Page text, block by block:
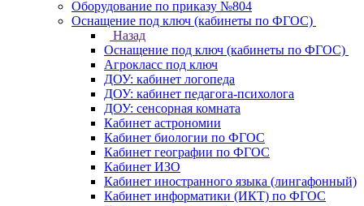
Оборудование по приказу №804
Оснащение под ключ (кабинеты по ФГОС)
Назад
Оснащение под ключ (кабинеты по ФГОС)
Агрокласс под ключ
ДОУ: кабинет логопеда
ДОУ: кабинет педагога-психолога
ДОУ: сенсорная комната
Кабинет астрономии
Кабинет биологии по ФГОС
Кабинет географии по ФГОС
Кабинет ИЗО
Кабинет иностранного языка (лингафонный)
Кабинет информатики (ИКТ) по ФГОС